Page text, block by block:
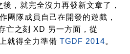
，就完全沒力再發新文章了，
團隊成員自己在開發的遊戲，
亡之刻 XD 另一方面，從
就得全力準備TGDF 2014。